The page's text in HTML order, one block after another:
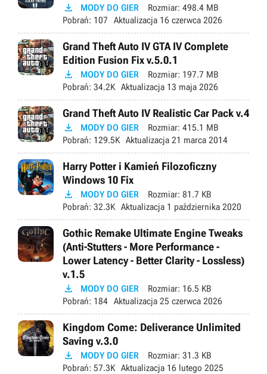
 MODY DO GIER Rozmiar: 498.4 MB
Pobrań: 107 Aktualizacja 16 czerwca 2026
Grand Theft Auto IV GTA IV Complete
Edition Fusion Fix v.5.0.1
 MODY DO GIER Rozmiar: 197.7 MB
Pobrań: 34.2K Aktualizacja 13 maja 2026
Grand Theft Auto IV Realistic Car Pack v.4
 MODY DO GIER Rozmiar: 415.1 MB
Pobrań: 129.5K Aktualizacja 21 marca 2014
Harry Potter i Kamień Filozoficzny
Windows 10 Fix
 MODY DO GIER Rozmiar: 81.7 KB
Pobrań: 32.3K Aktualizacja 1 października 2020
Gothic Remake Ultimate Engine Tweaks
(Anti-Stutters - More Performance -
Lower Latency - Better Clarity - Lossless)
v.1.5
 MODY DO GIER Rozmiar: 16.5 KB
Pobrań: 184 Aktualizacja 25 czerwca 2026
Kingdom Come: Deliverance Unlimited
Saving v.3.0
 MODY DO GIER Rozmiar: 31.3 KB
Pobrań: 57.3K Aktualizacja 16 lutego 2025